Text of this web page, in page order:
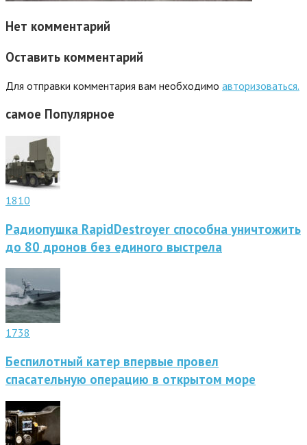
Нет комментарий
Оставить комментарий
Для отправки комментария вам необходимо авторизоваться.
самое Популярное
1810
Радиопушка RapidDestroyer способна уничтожить
до 80 дронов без единого выстрела
1738
Беспилотный катер впервые провел
спасательную операцию в открытом море